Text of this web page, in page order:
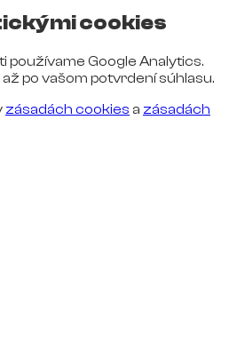
cookies
používame Google Analytics.
po vašom potvrdení súhlasu.
zásadách cookies a zásadách